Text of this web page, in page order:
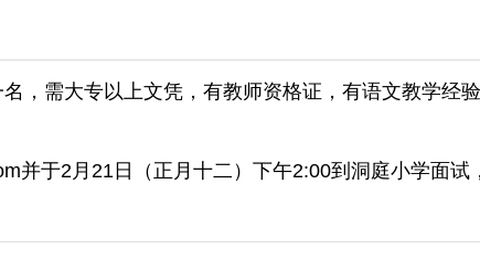
，需大专以上文凭，有教师资格证，有语文教学经
并于2月21日（正月十二）下午2:00到洞庭小学面